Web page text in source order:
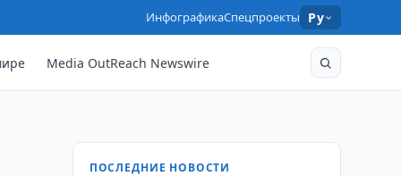
ИнфографикаСпецпроекты Ру
Media OutReach Newswire
ПОСЛЕДНИЕ НОВОСТИ